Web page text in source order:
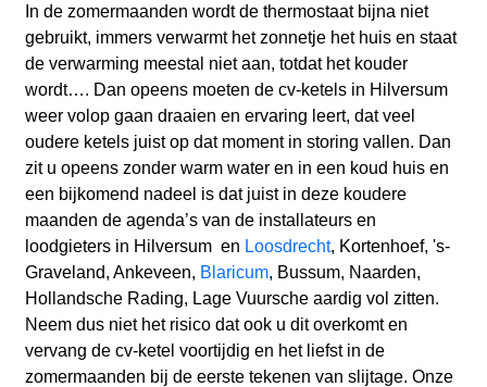
In de zomermaanden wordt de thermostaat bijna niet
gebruikt, immers verwarmt het zonnetje het huis en staat
de verwarming meestal niet aan, totdat het kouder
wordt…. Dan opeens moeten de cv-ketels in Hilversum
weer volop gaan draaien en ervaring leert, dat veel
oudere ketels juist op dat moment in storing vallen. Dan
zit u opeens zonder warm water en in een koud huis en
een bijkomend nadeel is dat juist in deze koudere
maanden de agenda’s van de installateurs en
loodgieters in Hilversum en Loosdrecht, Kortenhoef, 's-
Graveland, Ankeveen, Blaricum, Bussum, Naarden,
Hollandsche Rading, Lage Vuursche aardig vol zitten.
Neem dus niet het risico dat ook u dit overkomt en
vervang de cv-ketel voortijdig en het liefst in de
zomermaanden bij de eerste tekenen van slijtage. Onze